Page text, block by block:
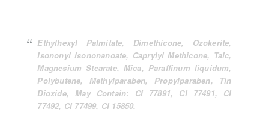
Ethylhexyl Palmitate, Dimethicone, Ozokerite,
Isononyl Isononanoate, Caprylyl Methicone, Talc,
Magnesium Stearate, Mica, Paraffinum liquidum,
Polybutene, Methylparaben, Propylparaben, Tin
Dioxide, May Contain: CI 77891, CI 77491, CI
77492, CI 77499, CI 15850.